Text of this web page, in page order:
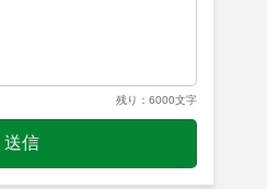
残り：6000文字
送信